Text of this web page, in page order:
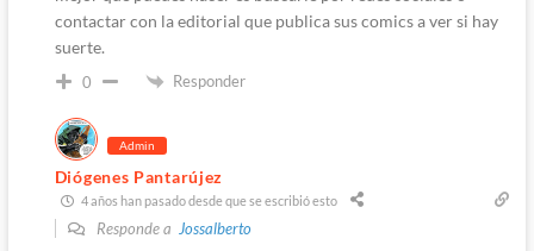
contactar con la editorial que publica sus comics a ver si hay
suerte.
0 Responder
Admin
Diógenes Pantarújez
4 años han pasado desde que se escribió esto
Responde a Jossalberto